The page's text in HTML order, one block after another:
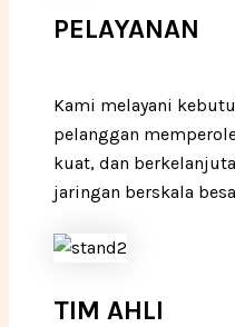
PELAYANAN
Kami melayani
pelanggan
kuat, dan
jaringan berskala
TIM AHLI